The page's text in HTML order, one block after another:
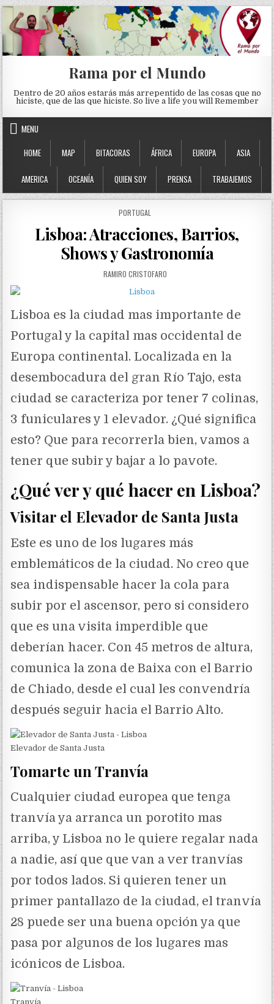
Skip to content
Rama por el Mundo
Dentro de 20 años estarás más arrepentido de las cosas que no
hiciste, que de las que hiciste. So live a life you will Remember
MENU
HOME
MAP BITACORAS ÁFRICA EUROPA ASIA
AMERICA OCEANÍA QUIEN SOY PRENSA TRABAJEMOS
POSTED IN
PORTUGAL
Lisboa: Atracciones, Barrios,
Shows y Gastronomía
AUTHOR:
RAMIRO CRISTOFARO
Lisboa es la ciudad mas importante de
Portugal y la capital mas occidental de
Europa continental. Localizada en la
desembocadura del gran Río Tajo, esta
ciudad se caracteriza por tener 7 colinas,
3 funiculares y 1 elevador. ¿Qué significa
esto? Que para recorrerla bien, vamos a
tener que subir y bajar a lo pavote.
¿Qué ver y qué hacer en Lisboa?
Visitar el Elevador de Santa Justa
Este es uno de los lugares más
emblemáticos de la ciudad. No creo que
sea indispensable hacer la cola para
subir por el ascensor, pero si considero
que es una visita imperdible que
deberían hacer. Con 45 metros de altura,
comunica la zona de Baixa con el Barrio
de Chiado, desde el cual les convendría
después seguir hacia el Barrio Alto.
Elevador de Santa Justa
Tomarte un Tranvía
Cualquier ciudad europea que tenga
tranvía ya arranca un porotito mas
arriba, y Lisboa no le quiere regalar nada
a nadie, así que que van a ver tranvías
por todos lados. Si quieren tener un
primer pantallazo de la ciudad, el tranvía
28 puede ser una buena opción ya que
pasa por algunos de los lugares mas
icónicos de Lisboa.
Tranvía